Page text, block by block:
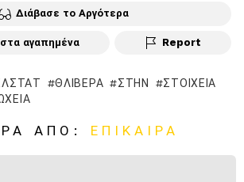
Διάβασε το Αργότερα
αγαπημένα Report
ΘΛΙΒΕΡΆ ΣΤΗΝ
ΣΤΟΙΧΕΊΑ
ΑΠΌ: ΕΠΊΚΑΙΡΑ